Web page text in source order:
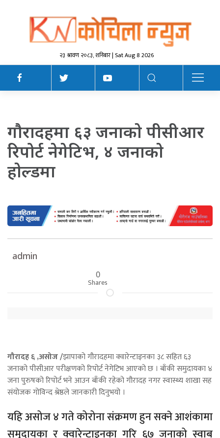
२३ श्रावण २०८३, शनिबार | Sat Aug 8 2026
गाैरादहमा ६३ जनाकाे पीसीआर
रिपोर्ट नेगेटिभ, ४ जनाकाे
हाेल्डमा
admin
0
Shares
गौरादह ६ ,असोज /झापाको गौरादहमा क्वारेन्टाइनका ३८ सहित ६३
जनाको पीसीआर परीक्षणको रिपोर्ट नेगेटिभ आएको छ । बाँकी समुदायका ४
जना पुरुषको रिपोर्ट भने आउन बाँकी रहेको गौरादह नगर स्वास्थ्य शाखा सह
संयोजक गोविन्द श्रेष्ठले जानकारी दिनुभयो ।
यहि असोज ४ गते कोरोना संक्रमण हुन सक्ने आशंकामा
समुदायका र क्वारेन्टाइनका गरि ६७ जनाको स्वाब